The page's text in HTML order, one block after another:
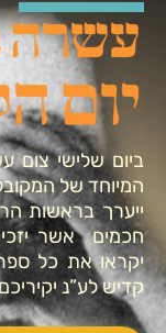
ביום שלישי צום
המיוחד של
ייערך בראשות
חכמים אשר
יקראו את כל
קדיש לע”נ